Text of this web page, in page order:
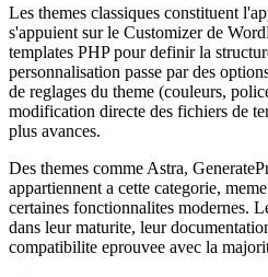
Les themes classiques constituent
s'appuient sur le Customizer de
templates PHP pour definir la
personnalisation passe par des
de reglages du theme (couleurs,
modification directe des fichiers de
plus avances.
Des themes comme Astra,
appartiennent a cette categorie,
certaines fonctionnalites modernes.
dans leur maturite, leur
compatibilite eprouvee avec la